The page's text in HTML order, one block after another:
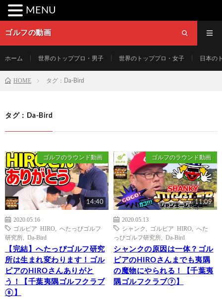
ゴルフの動画
ホーム 世界のトッププロ・男子 世界のトッププロ・女子 日本の
HOME タグ：Da-Bird
タグ：Da-Bird
ゴルフのラウンド動画
14:40
2020.05.16
ゴルピア HIRO
へたっぴゴルフ
研究所
Da-Bird
【完結】へたっぴゴルフ研究
所は生まれ変わります！ゴル
ピアのHIROさんありがと
う！【千葉夷隅ゴルフクラブ
⑧】
ゴルフのラウンド動画
11:09
2020.05.13
シャンク
ゴルピア HIRO
へた
っぴゴルフ研究所
Da-Bird
シャンクの原因は一体？ゴル
ピアのHIROさんまでも夷隅
の魔物にやられる！【千葉夷
隅ゴルフクラブ⑦】
MENU